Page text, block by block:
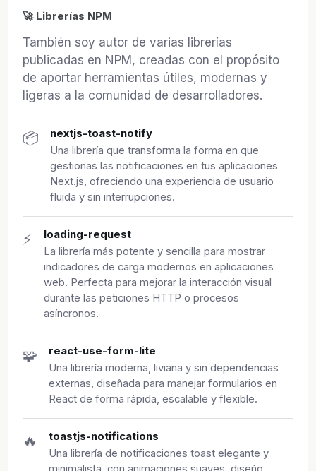
🚀 Librerías NPM
También soy autor de varias librerías
publicadas en NPM, creadas con el propósito
de aportar herramientas útiles, modernas y
ligeras a la comunidad de desarrolladores.
📦 nextjs-toast-notify
Una librería que transforma la forma en que
gestionas las notificaciones en tus aplicaciones
Next.js, ofreciendo una experiencia de usuario
fluida y sin interrupciones.
⚡ loading-request
La librería más potente y sencilla para mostrar
indicadores de carga modernos en aplicaciones
web. Perfecta para mejorar la interacción visual
durante las peticiones HTTP o procesos
asíncronos.
🧩 react-use-form-lite
Una librería moderna, liviana y sin dependencias
externas, diseñada para manejar formularios en
React de forma rápida, escalable y flexible.
🔥 toastjs-notifications
Una librería de notificaciones toast elegante y